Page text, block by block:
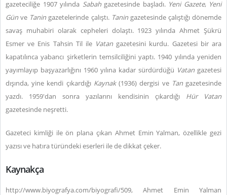
gazeteciliğe 1907 yılında Sabah gazetesinde başladı. Yeni Gazete, Yeni
Gün ve Tanin gazetelerinde çalıştı. Taningazetesinde çalıştığı dönemde
savaş muhabiri olarak cepheleri dolaştı. 1923 yılında Ahmet Şükrü
Esmer ve Enis Tahsin Til ileVatan gazetesini kurdu. Gazetesi bir ara
kapatılınca yabancı şirketlerin temsilciliğini yaptı. 1940 yılında yeniden
yayımlayıp başyazarlığını 1960 yılına kadar sürdürdüğü Vatan gazetesi
dışında, yine kendi çıkardığı Kaynak(1936) dergisi ve Tangazetesinde
yazdı. 1959'dan sonra yazılarını kendisinin çıkardığı Hür Vatan
gazetesinde neşretti.
Gazeteci kimliği ile ön plana çıkan Ahmet Emin Yalman, özellikle gezi
yazısı ve hatıra türündeki eserleri ile de dikkat çeker.
Kaynakça
http://www.biyografya.com/biyografi/509, Ahmet Emin Yalman